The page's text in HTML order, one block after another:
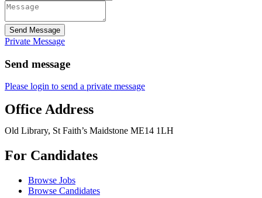
Send Message
Private Message
Send message
Please login to send a private message
Office Address
Old Library, St Faith’s Maidstone ME14 1LH
For Candidates
Browse Jobs
Browse Candidates